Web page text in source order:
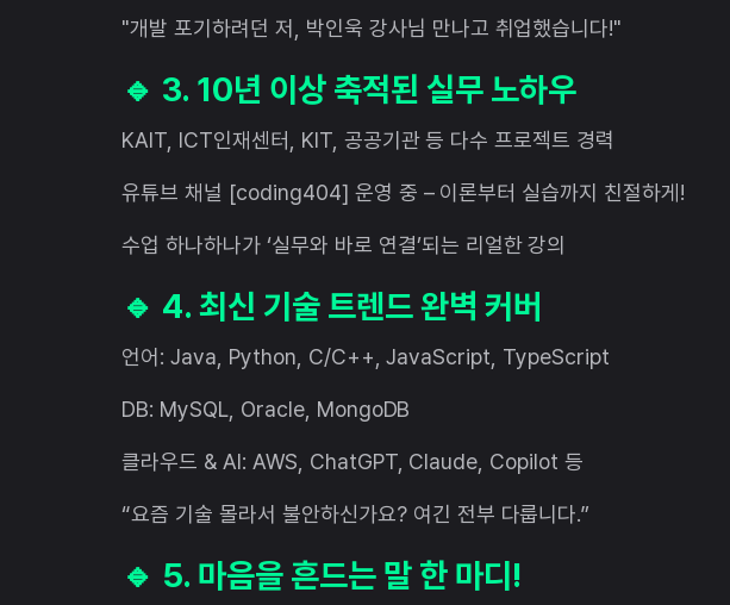
"개발 포기하려던 저, 박인욱 강사님 만나고 취업했습니다!"
🔹 3. 10년 이상 축적된 실무 노하우
KAIT, ICT인재센터, KIT, 공공기관 등 다수 프로젝트 경력
유튜브 채널 [coding404] 운영 중 – 이론부터 실습까지 친절하게!
수업 하나하나가 ‘실무와 바로 연결’되는 리얼한 강의
🔹 4. 최신 기술 트렌드 완벽 커버
언어: Java, Python, C/C++, JavaScript, TypeScript
DB: MySQL, Oracle, MongoDB
클라우드 & AI: AWS, ChatGPT, Claude, Copilot 등
“요즘 기술 몰라서 불안하신가요? 여긴 전부 다룹니다.”
🔹 5. 마음을 흔드는 말 한 마디!